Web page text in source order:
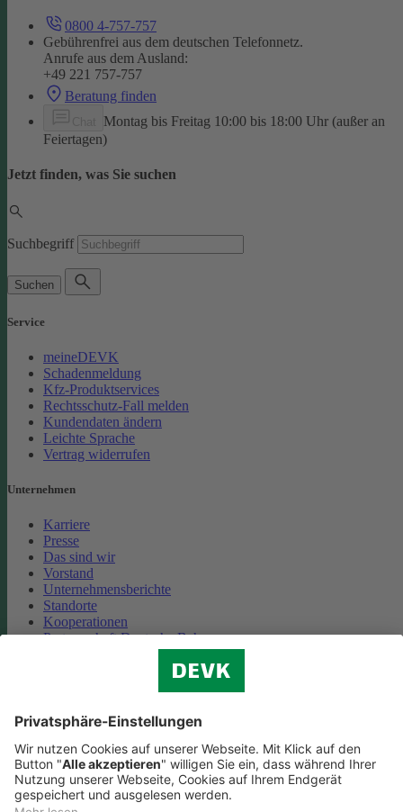
0800 4-757-757
Gebührenfrei aus dem deutschen Telefonnetz.
Anrufe aus dem Ausland:
+49 221 757-757
Beratung finden
Montag bis Freitag 10:00 bis 18:00 Uhr (außer an
Feiertagen)
Jetzt finden, was Sie suchen
Suchbegriff
Suchen
Service
meineDEVK
Schadenmeldung
Kfz-Produktservices
Rechtsschutz-Fall melden
Kundendaten ändern
Leichte Sprache
Vertrag widerrufen
Unternehmen
Karriere
Presse
Das sind wir
Vorstand
Unternehmensberichte
Standorte
Kooperationen
Partnerschaft Deutsche Bahn
Cookie-Einstellungen
Datenschutz